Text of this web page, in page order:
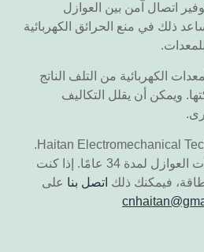
اتصال آمن بين العوازل
ذلك في منع الحرائق الكهربائية
الكهربائية من التلف الناتج
ويمكن أن يقلل التكاليف
شركة Haitan Electromechanical Technology Co., Ltd.
متخصصة في إنتاج ملحقات العوازل لمدة 34 عامًا. إذا كنت
فيمكنك ذلك اتصل بنا على